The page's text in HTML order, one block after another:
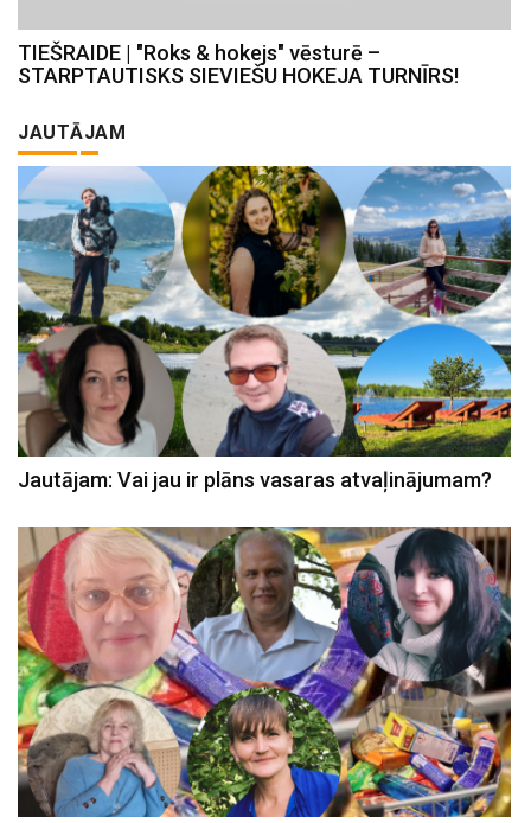
TIEŠRAIDE | "Roks & hokejs" vēsturē –
STARPTAUTISKS SIEVIEŠU HOKEJA TURNĪRS!
JAUTĀJAM
Jautājam: Vai jau ir plāns vasaras atvaļinājumam?